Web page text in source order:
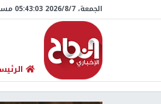
الجمعة، 7/‏8/‏2026 05:43:05 مساءً